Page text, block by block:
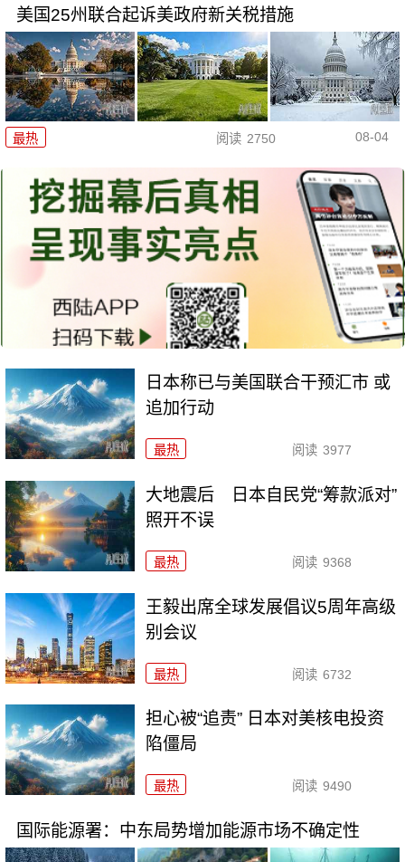
美国25州联合起诉美政府新关税措施
最热 阅读 2750 08-04
日本称已与美国联合干预汇市 或
追加行动
最热 阅读 3977
大地震后 日本自民党“筹款派对”
照开不误
最热 阅读 9368
王毅出席全球发展倡议5周年高级
别会议
最热 阅读 6732
担心被“追责” 日本对美核电投资
陷僵局
最热 阅读 9490
国际能源署：中东局势增加能源市场不确定性